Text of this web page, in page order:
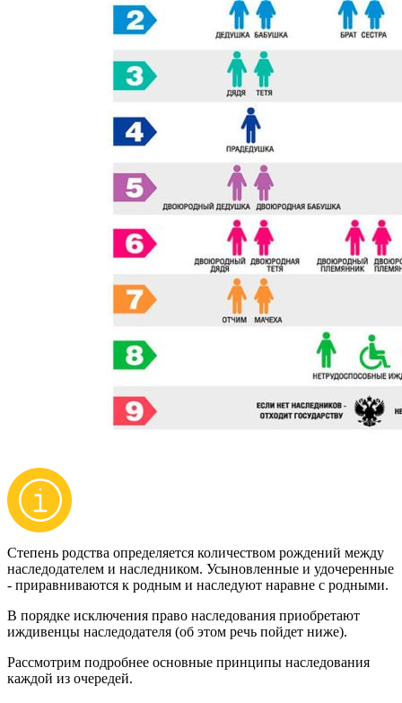
Степень родства определяется количеством рождений между
наследодателем и наследником. Усыновленные и удочеренные
- приравниваются к родным и наследуют наравне с родными.
В порядке исключения право наследования приобретают
иждивенцы наследодателя (об этом речь пойдет ниже).
Рассмотрим подробнее основные принципы наследования
каждой из очередей.